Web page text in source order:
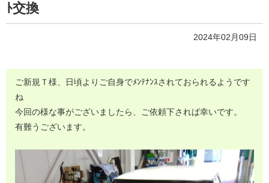
ﾄ交換
2024年02月09日
ご新規Ｔ様、日頃よりご自身でﾒﾝﾃﾅﾝｽされておられるようです
ね
今回の様な事がございましたら、ご依頼下されば幸いです。
有難うございます。